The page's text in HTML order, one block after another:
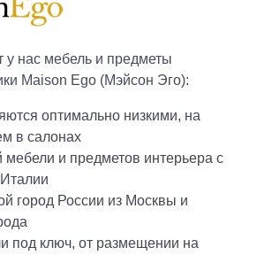
у нас мебель и предметы
Maison Ego (Мэйсон Эго):
оптимально низкими, на
в салонах
мебели и предметов интерьера с
город России из Москвы и
под ключ, от размещении на